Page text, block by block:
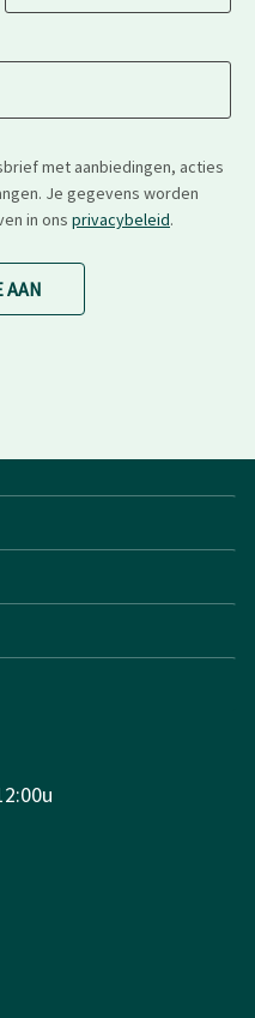
met aanbiedingen, acties
Je gegevens worden
in ons privacybeleid.
AAN